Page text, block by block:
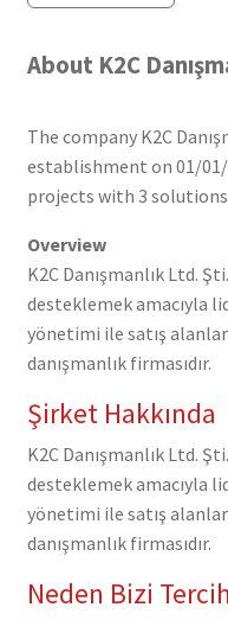
About K2C
The company K2C
establishment on 01/01/
projects with 3
Overview
K2C Danışmanlık Ltd.
desteklemek amacıyla
yönetimi ile satış
danışmanlık firmasıdır.
Şirket Hakkında
K2C Danışmanlık Ltd.
desteklemek amacıyla
yönetimi ile satış
danışmanlık firmasıdır.
Neden Bizi